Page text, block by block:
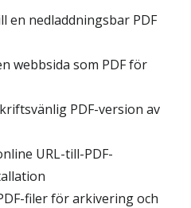
en nedladdningsbar PDF
webbsida som PDF för
PDF-version av
URL-till-PDF-
filer för arkivering och